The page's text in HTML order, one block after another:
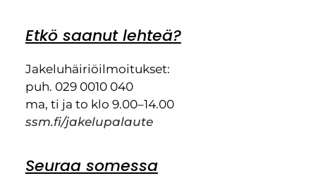
Etkö saanut lehteä?
Jakeluhäiriöilmoitukset:
puh. 029 0010 040
ma, ti ja to klo 9.00–14.00
ssm.fi/jakelupalaute
Seuraa somessa